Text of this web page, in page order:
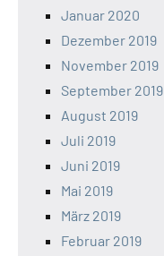
Januar 2020
Dezember 2019
November 2019
September 2019
August 2019
Juli 2019
Juni 2019
Mai 2019
März 2019
Februar 2019